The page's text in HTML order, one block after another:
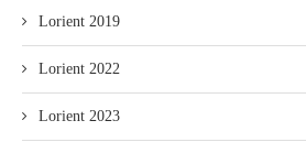
Lorient 2019
Lorient 2022
Lorient 2023